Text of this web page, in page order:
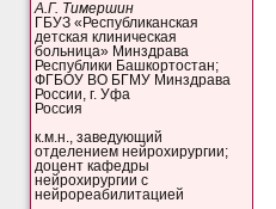
А.Г. Тимершин
ГБУЗ «Республиканская
детская клиническая
больница» Минздрава
Республики Башкортостан;
ФГБОУ ВО БГМУ Минздрава
России, г. Уфа
Россия
к.м.н., заведующий
отделением нейрохирургии;
доцент кафедры
нейрохирургии с
нейрореабилитацией